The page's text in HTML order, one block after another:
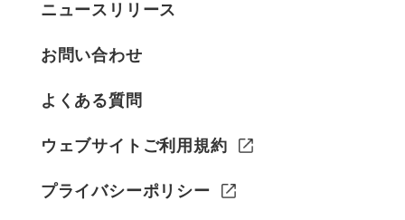
ニュースリリース
お問い合わせ
よくある質問
ウェブサイトご利用規約
プライバシーポリシー